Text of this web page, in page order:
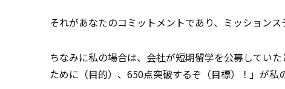
それがあなたのコミットメントであり、ミッションス
ちなみに私の場合は、 会社が短期留学を公募してい
ために（目的）、650点突破するぞ（目標）！」が私